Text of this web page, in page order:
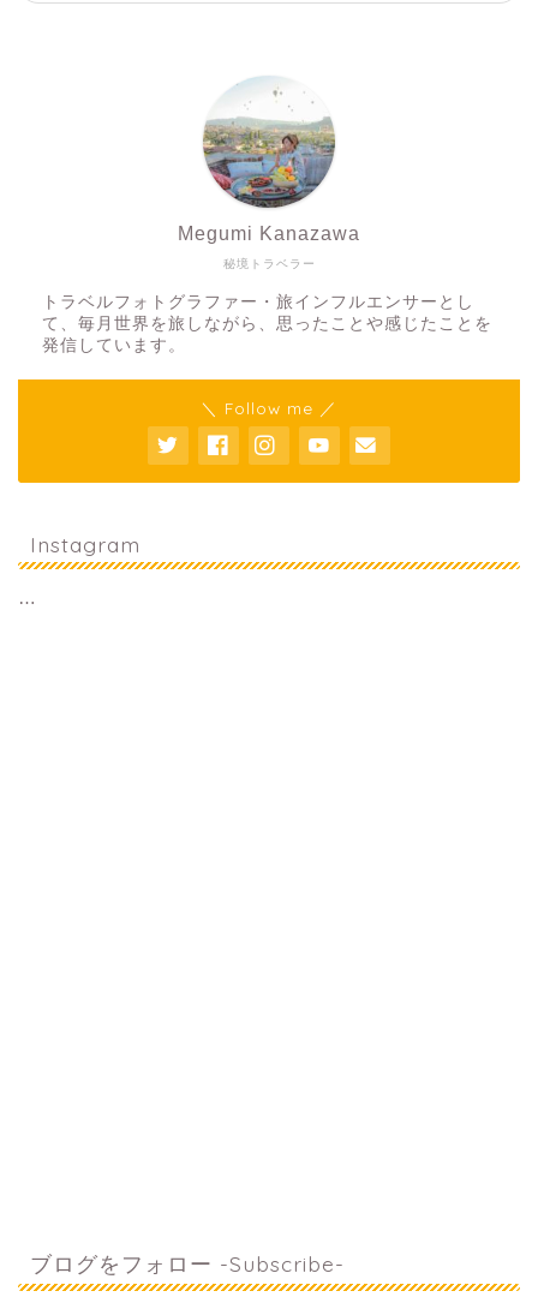
秘境トラベラー
Megumi Kanazawa
トラベルフォトグラファー・旅インフルエンサーとし
て、毎月世界を旅しながら、思ったことや感じたことを
発信しています。
＼ Follow me ／
Instagram
…
ブログをフォロー -Subscribe-